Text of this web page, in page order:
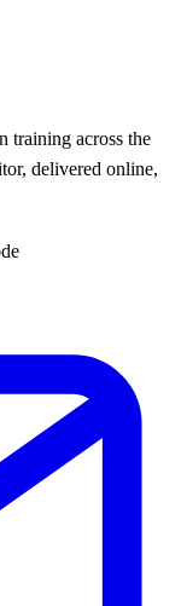
training across the
delivered online,